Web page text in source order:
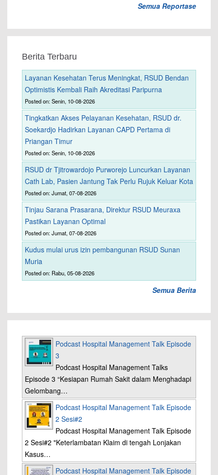
Semua Reportase
Berita Terbaru
Layanan Kesehatan Terus Meningkat, RSUD Bendan
Optimistis Kembali Raih Akreditasi Paripurna
Posted on: Senin, 10-08-2026
Tingkatkan Akses Pelayanan Kesehatan, RSUD dr.
Soekardjo Hadirkan Layanan CAPD Pertama di
Priangan Timur
Posted on: Senin, 10-08-2026
RSUD dr Tjitrowardojo Purworejo Luncurkan Layanan
Cath Lab, Pasien Jantung Tak Perlu Rujuk Keluar Kota
Posted on: Jumat, 07-08-2026
Tinjau Sarana Prasarana, Direktur RSUD Meuraxa
Pastikan Layanan Optimal
Posted on: Jumat, 07-08-2026
Kudus mulai urus izin pembangunan RSUD Sunan
Muria
Posted on: Rabu, 05-08-2026
Semua Berita
Podcast Hospital Management Talk Episode
3
Podcast Hospital Management Talks
Episode 3 “Kesiapan Rumah Sakit dalam Menghadapi
Gelombang…
Podcast Hospital Management Talk Episode
2 Sesi#2
Podcast Hospital Management Talk Episode
2 Sesi#2 "Keterlambatan Klaim di tengah Lonjakan
Kasus…
Podcast Hospital Management Talk Episode